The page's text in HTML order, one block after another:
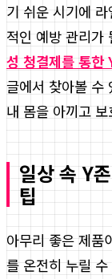
기 쉬운 시기에
적인 예방 관리가
성 청결제를 통한
글에서 찾아볼 수
내 몸을 아끼고
일상 속 Y
팁
아무리 좋은 제품
를 온전히 누릴